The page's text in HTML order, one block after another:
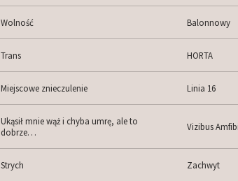
Wolność Balonnowy
Trans HORTA
Miejscowe znieczulenie Linia 16
Ukąsił mnie wąż i chyba umrę, ale to
dobrze…
Vizibus
Strych Zachwyt